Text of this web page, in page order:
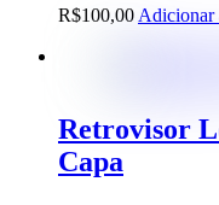
R$100,00Adicionar
Retrovisor
Capa